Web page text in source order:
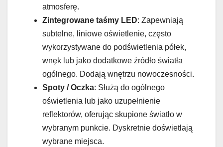
atmosferę.
Zintegrowane taśmy LED: Zapewniają
subtelne, liniowe oświetlenie, często
wykorzystywane do podświetlenia półek,
wnęk lub jako dodatkowe źródło światła
ogólnego. Dodają wnętrzu nowoczesności.
Spoty / Oczka: Służą do ogólnego
oświetlenia lub jako uzupełnienie
reflektorów, oferując skupione światło w
wybranym punkcie. Dyskretnie doświetlają
wybrane miejsca.